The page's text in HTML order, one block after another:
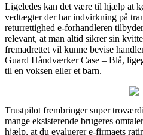
Ligeledes kan det være til hjælp at
vedtægter der har indvirkning på
returrettighed e-forhandleren
relevant, at man altid sikrer sin
fremadrettet vil kunne bevise
Guard Håndværker Case – Blå,
til en voksen eller et barn.
Trustpilot frembringer super
mange eksisterende brugeres
hjælp, at du evaluerer e-firmaets